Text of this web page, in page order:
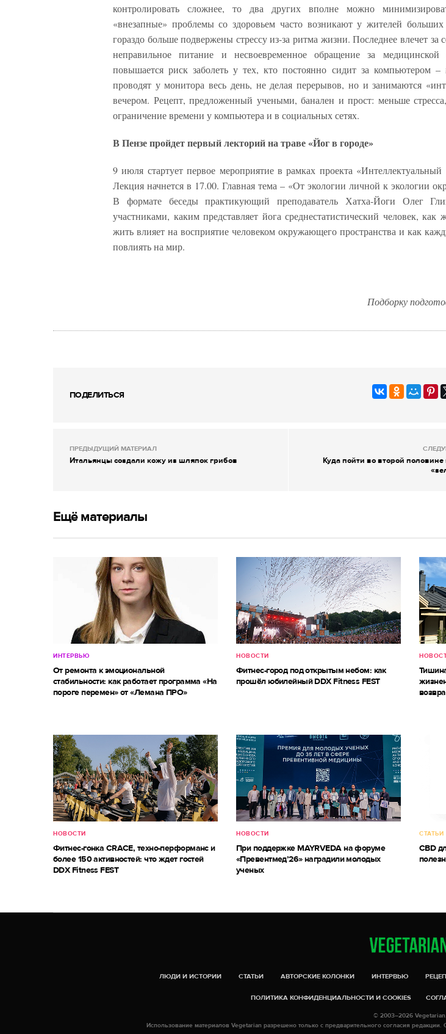
контролировать сложнее, то два других вполне можно
«внезапные» проблемы со здоровьем часто возникают у жителей
гораздо больше подвержены стрессу из-за ритма жизни. Последнее влечет за
неправильное питание и несвоевременное обращение за
повышается риск заболеть у тех, кто постоянно сидит за компьютером –
проводят у монитора весь день, не делая перерывов, но и занимаются
вечером. Рецепт, предложенный учеными, банален и прост: меньше
ограничение времени у компьютера и в социальных сетях.
В Пензе пройдет первый лекторий на траве «Йог в городе»
9 июля стартует первое мероприятие в рамках проекта
Лекция начнется в 17.00. Главная тема – «От экологии личной к экологии
В формате беседы практикующий преподаватель Хатха-Йоги Олег
участниками, каким представляет йога среднестатистический человек, как
жить влияет на восприятие человеком окружающего пространства и как
повлиять на мир.
Подборку
ПОДЕЛИТЬСЯ
ПРЕДЫДУЩИЙ МАТЕРИАЛ
Итальянцы создали кожу из шляпок грибов
Куда пойти во второй
Ещё материалы
ИНТЕРВЬЮ
От ремонта к эмоциональной
стабильности: как работает программа «На
пороге перемен» от «Лемана ПРО»
НОВОСТИ
Фитнес-город под открытым небом: как
прошёл юбилейный DDX Fitness FEST
НОВОСТИ
Фитнес-гонка CRACE, техно-перформанс и
более 150 активностей: что ждет гостей
DDX Fitness FEST
НОВОСТИ
При поддержке MAYRVEDA на форуме
«Превентмед’26» наградили молодых
ученых
СТАТЬИ
CBD
ЛЮДИ И ИСТОРИИ СТАТЬИ АВТОРСКИЕ КОЛОНКИ ИНТЕРВЬЮ
ПОЛИТИКА КОНФИДЕНЦИАЛЬНОСТИ И COOKIES
© 2003–2026 Vegetarian.
Использование материалов Vegetarian разрешено только с предварительного согласия